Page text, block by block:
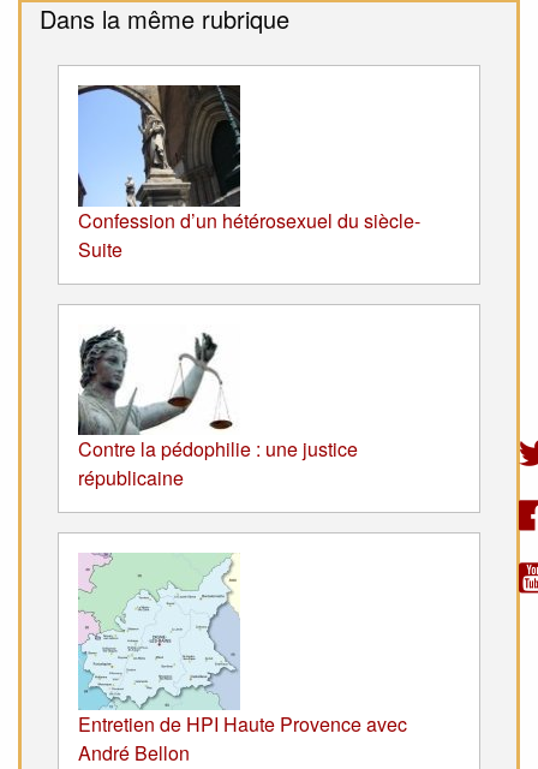
Dans la même rubrique
Confession d’un hétérosexuel du siècle-
Suite
Contre la pédophilie : une justice
républicaine
Entretien de HPI Haute Provence avec
André Bellon